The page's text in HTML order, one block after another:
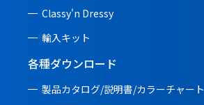
Classy'n Dressy
輸入キット
各種ダウンロード
製品カタログ/説明書/カラーチャート